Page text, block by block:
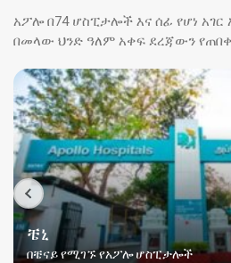
አፖሎ በ74 ሆስፒታሎች እና ሰፊ የሆነ
በመላው ህንድ ዓለም አቀፍ ደረጃውን
ቼኒ
በቼናይ የሚገኙ የአፖሎ ሆስፒታሎች